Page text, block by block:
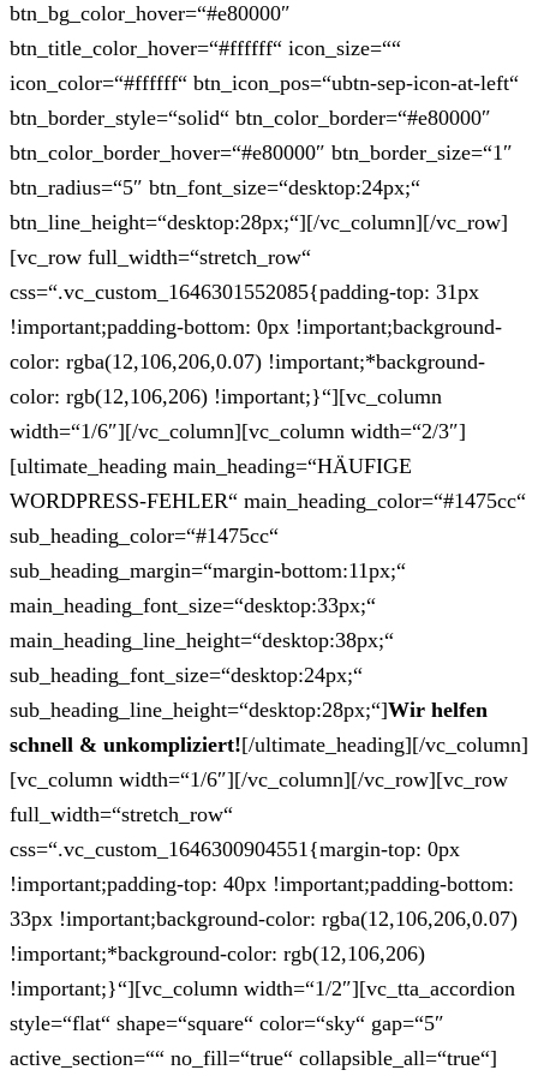
btn_bg_color_hover=“#e80000″
btn_title_color_hover=“#ffffff“ icon_size=““
icon_color=“#ffffff“ btn_icon_pos=“ubtn-sep-icon-at-left“
btn_border_style=“solid“ btn_color_border=“#e80000″
btn_color_border_hover=“#e80000″ btn_border_size=“1″
btn_radius=“5″ btn_font_size=“desktop:24px;“
btn_line_height=“desktop:28px;“][/vc_column][/vc_row]
[vc_row full_width=“stretch_row“
css=“.vc_custom_1646301552085{padding-top: 31px
!important;padding-bottom: 0px !important;background-
color: rgba(12,106,206,0.07) !important;*background-
color: rgb(12,106,206) !important;}“][vc_column
width=“1/6″][/vc_column][vc_column width=“2/3″]
[ultimate_heading main_heading=“HÄUFIGE
WORDPRESS-FEHLER“ main_heading_color=“#1475cc“
sub_heading_color=“#1475cc“
sub_heading_margin=“margin-bottom:11px;“
main_heading_font_size=“desktop:33px;“
main_heading_line_height=“desktop:38px;“
sub_heading_font_size=“desktop:24px;“
sub_heading_line_height=“desktop:28px;“]Wir helfen
schnell & unkompliziert![/ultimate_heading][/vc_column]
[vc_column width=“1/6″][/vc_column][/vc_row][vc_row
full_width=“stretch_row“
css=“.vc_custom_1646300904551{margin-top: 0px
!important;padding-top: 40px !important;padding-bottom:
33px !important;background-color: rgba(12,106,206,0.07)
!important;*background-color: rgb(12,106,206)
!important;}“][vc_column width=“1/2″][vc_tta_accordion
style=“flat“ shape=“square“ color=“sky“ gap=“5″
active_section=““ no_fill=“true“ collapsible_all=“true“]